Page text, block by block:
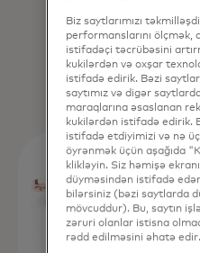
digər
Nadav Yekutiel,
Biz saytlarımızı
performanslarını ölçmək,
istifadəçi təcrübəsini
kukilərdən və oxşar
istifadə edirik. Bəzi
saytımız və digər
maraqlarına əsaslanan
kukilərdən istifadə edirik.
istifadə etdiyimizi və nə
öyrənmək üçün aşağıda
klikləyin. Siz həmişə
düyməsindən istifadə
bilərsiniz (bəzi saytlarda
mövcuddur). Bu, saytın
zəruri olanlar istisna
rədd edilməsini əhatə edir.